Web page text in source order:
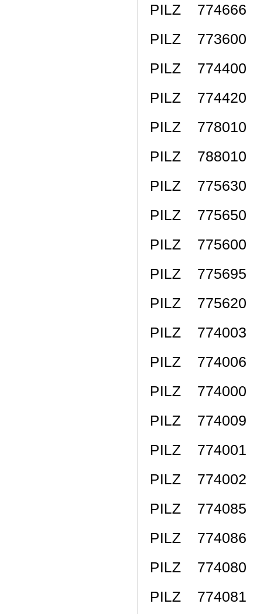
PILZ 774666
PILZ 773600
PILZ 774400
PILZ 774420
PILZ 778010
PILZ 788010
PILZ 775630
PILZ 775650
PILZ 775600
PILZ 775695
PILZ 775620
PILZ 774003
PILZ 774006
PILZ 774000
PILZ 774009
PILZ 774001
PILZ 774002
PILZ 774085
PILZ 774086
PILZ 774080
PILZ 774081